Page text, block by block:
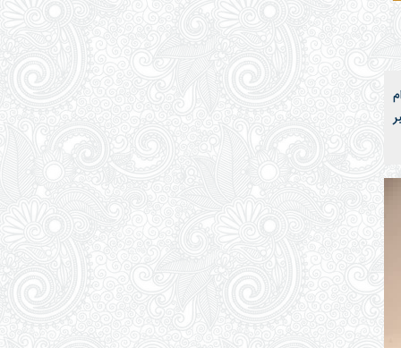
مرا به خاطر بسپار
شنبه ۵ مهر ساعت ۱۹ خبر